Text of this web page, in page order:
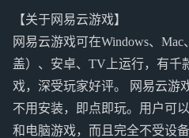
【关于网易云游戏】
网易云游戏可在Windows、Mac
盖）、安卓、TV上运行，有千
戏，深受玩家好评。 网易云游
不用安装，即点即玩。用户可
和电脑游戏，而且完全不受设